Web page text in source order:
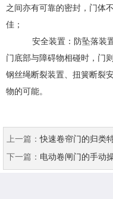
之间亦有可靠的密封，门体
佳；
安全装置：防坠落装
门底部与障碍物相碰时，门
钢丝绳断裂装置、扭簧断裂
物的可能。
上一篇：快速卷帘门的归类
下一篇： 电动卷闸门的手动